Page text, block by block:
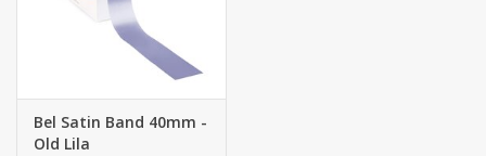
Bel Satin Band 40mm -
Old Lila